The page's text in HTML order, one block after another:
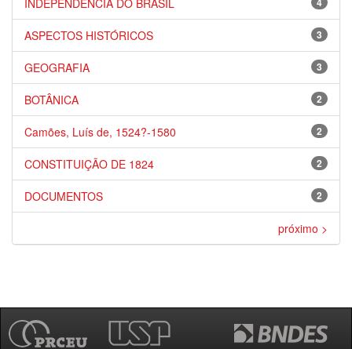
INDEPENDÊNCIA DO BRASIL
3
ASPECTOS HISTÓRICOS
3
GEOGRAFIA
2
BOTÂNICA
2
Camões, Luís de, 1524?-1580
2
CONSTITUIÇÃO DE 1824
2
DOCUMENTOS
próximo >